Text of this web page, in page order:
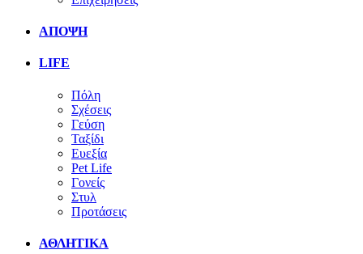
ΑΠΟΨΗ
LIFE
Πόλη
Σχέσεις
Γεύση
Ταξίδι
Ευεξία
Pet Life
Γονείς
Στυλ
Προτάσεις
ΑΘΛΗΤΙΚΑ